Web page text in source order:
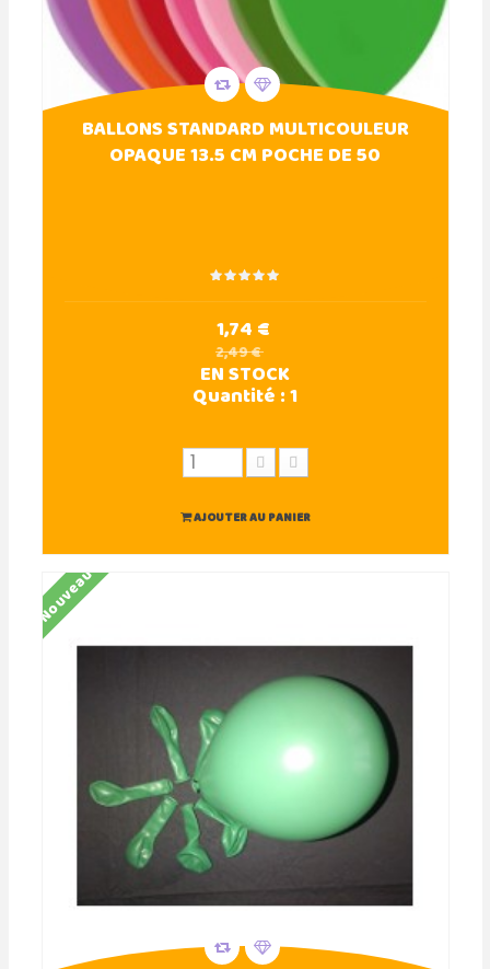
BALLONS STANDARD MULTICOULEUR
OPAQUE 13.5 CM POCHE DE 50
1,74 €
2,49 €
EN STOCK
Quantité :1
AJOUTER AU PANIER
Nouveau